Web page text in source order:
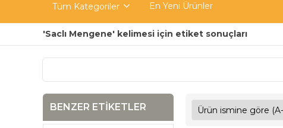
Tüm Kategoriler En Yeni Ürünler
'Saclı Mengene' kelimesi için etiket sonuçları
BENZER ETIKETLER